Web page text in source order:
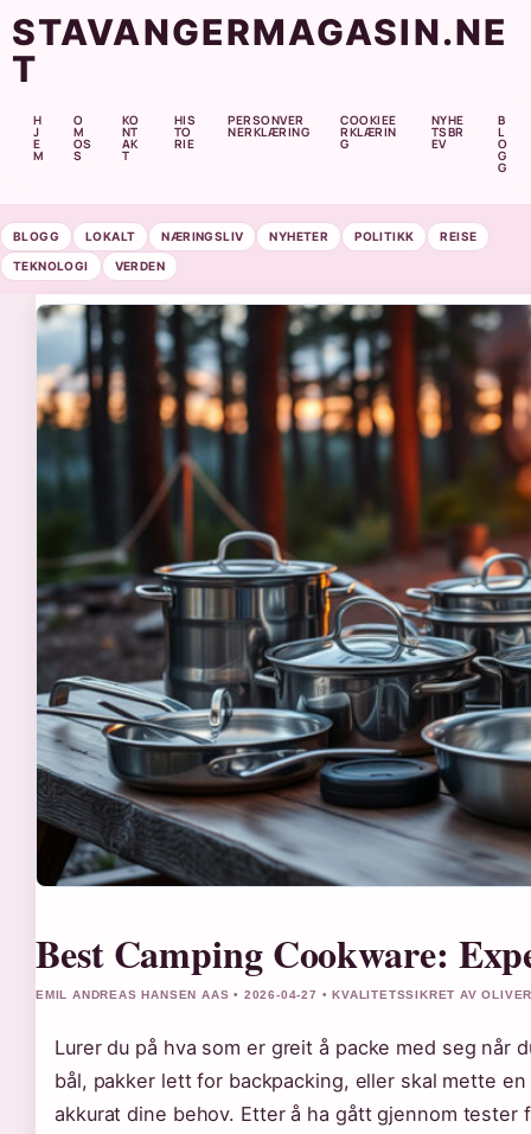
STAVANGERMAGASIN.NE
T
H
J
E
M
O
M
OS
S
KO
NT
AK
T
HIS
TO
RIE
PERSONVER
NERKLÆRING
COOKIEE
RKLÆRIN
G
NYHE
TSBR
EV
B
L
O
G
G
BLOGG LOKALT NÆRINGSLIV NYHETER POLITIKK REISE
TEKNOLOGI VERDEN
Best Camping Cookware:
EMIL ANDREAS HANSEN AAS • 2026-04-27 • KVALITETSSIKRET AV
Lurer du på hva som er greit å packe med seg når
bål, pakker lett for backpacking, eller skal mette
akkurat dine behov. Etter å ha gått gjennom tester